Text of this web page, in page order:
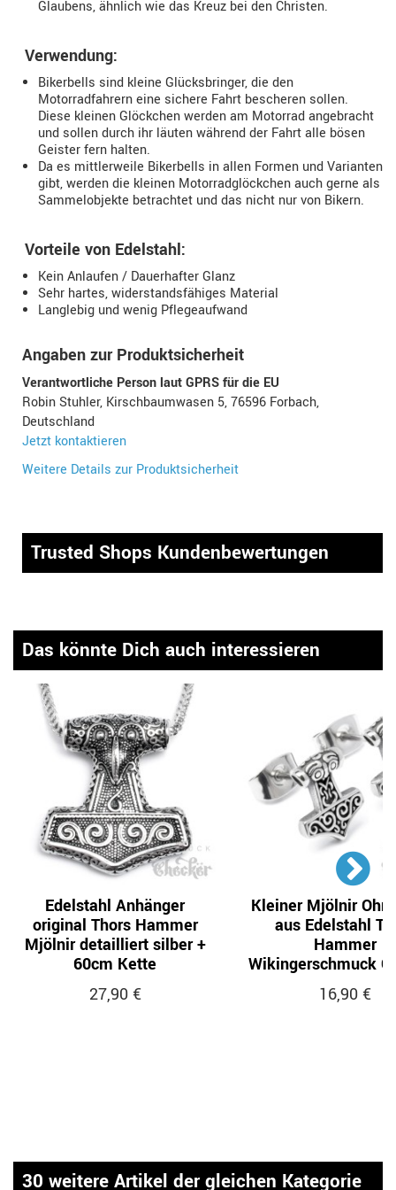
Glaubens, ähnlich wie das Kreuz bei den Christen.
Verwendung:
Bikerbells sind kleine Glücksbringer, die den
Motorradfahrern eine sichere Fahrt bescheren sollen.
Diese kleinen Glöckchen werden am Motorrad angebracht
und sollen durch ihr läuten während der Fahrt alle bösen
Geister fern halten.
Da es mittlerweile Bikerbells in allen Formen und Varianten
gibt, werden die kleinen Motorradglöckchen auch gerne als
Sammelobjekte betrachtet und das nicht nur von Bikern.
Vorteile von Edelstahl:
Kein Anlaufen / Dauerhafter Glanz
Sehr hartes, widerstandsfähiges Material
Langlebig und wenig Pflegeaufwand
Angaben zur Produktsicherheit
Verantwortliche Person laut GPRS für die EU
Robin Stuhler, Kirschbaumwasen 5, 76596 Forbach,
Deutschland
Jetzt kontaktieren
Weitere Details zur Produktsicherheit
Trusted Shops Kundenbewertungen
Das könnte Dich auch interessieren
Edelstahl Anhänger
original Thors Hammer
Mjölnir detailliert silber +
60cm Kette
27,90 €
Kleiner Mjölnir
aus Edelstahl
Hammer
Wikingerschmuck
16,90 €
30 weitere Artikel der gleichen Kategorie